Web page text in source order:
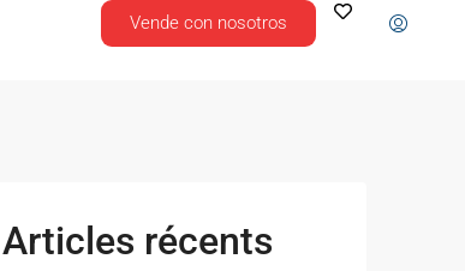
Vende con nosotros
Articles récents